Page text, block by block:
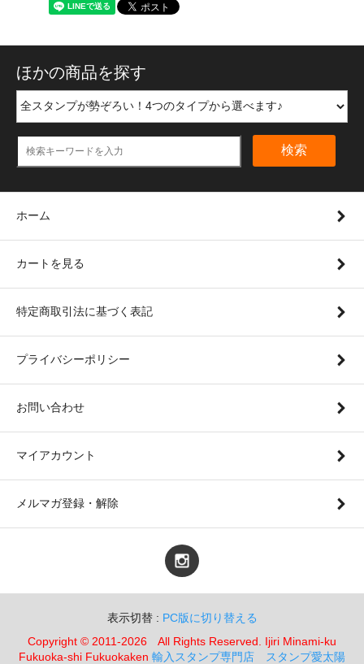
ほかの商品を探す
検索
ホーム
カートを見る
特定商取引法に基づく表記
プライバシーポリシー
お問い合わせ
マイアカウント
メルマガ登録・解除
表示切替 : PC版に切り替える
Copyright © 2011-2026 All Rights Reserved. Ijiri Minami-ku
Fukuoka-shi Fukuokaken 輸入スタンプ専門店 スタンプ愛太陽